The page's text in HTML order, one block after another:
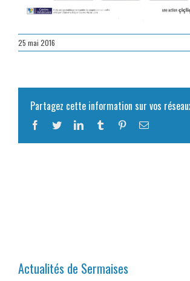
25 mai 2016
Partagez cette information sur vos
Facebook
TwitterLinkedInTumblr PinterestEmail
Actualités de Sermaises